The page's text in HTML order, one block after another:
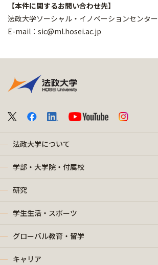
【本件に関するお問い合わせ先】
法政大学ソーシャル・イノベーションセンター
E-mail：sic@ml.hosei.ac.jp
法政大学について
学部・大学院・付属校
研究
学生生活・スポーツ
グローバル教育・留学
キャリア